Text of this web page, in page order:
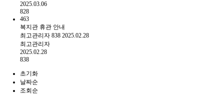
2025.03.06
828
463
복지관 휴관 안내
최고관리자 838 2025.02.28
최고관리자
2025.02.28
838
초기화
날짜순
조회순